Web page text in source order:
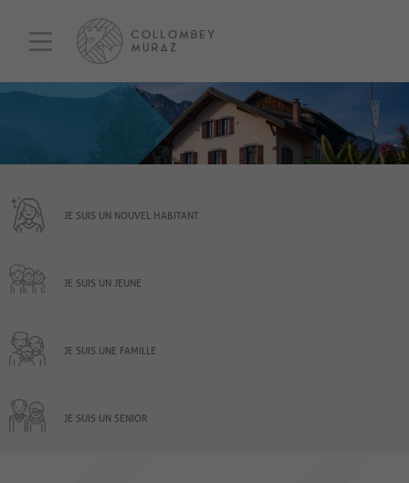
JE SUIS UN NOUVEL HABITANT
JE SUIS UN JEUNE
JE SUIS UNE FAMILLE
JE SUIS UN SENIOR